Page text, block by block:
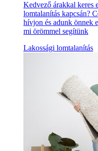
Kedvező árakkal keres
lomtalanítás kapcsán?
hívjon és adunk önnek
mi örömmel segítünk
Lakossági lomtalanítás